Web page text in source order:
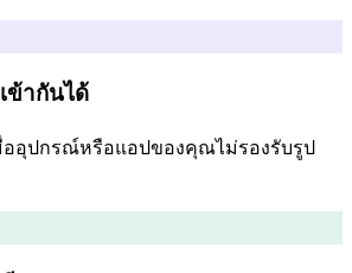
ข้ากันได้
มื่ออุปกรณ์หรือแอปของคุณไม่รองรับรูป